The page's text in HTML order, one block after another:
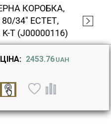
КОРОБКА,
34" ЕСТЕТ,
T (J00000116)
ЦІНА: 2453.76 UAH